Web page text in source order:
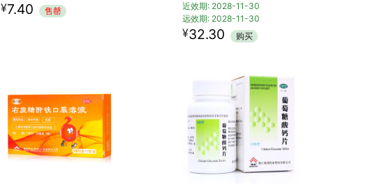
¥7.40 售罄
近效期: 2028-11-30
远效期: 2028-11-30
¥32.30 购买